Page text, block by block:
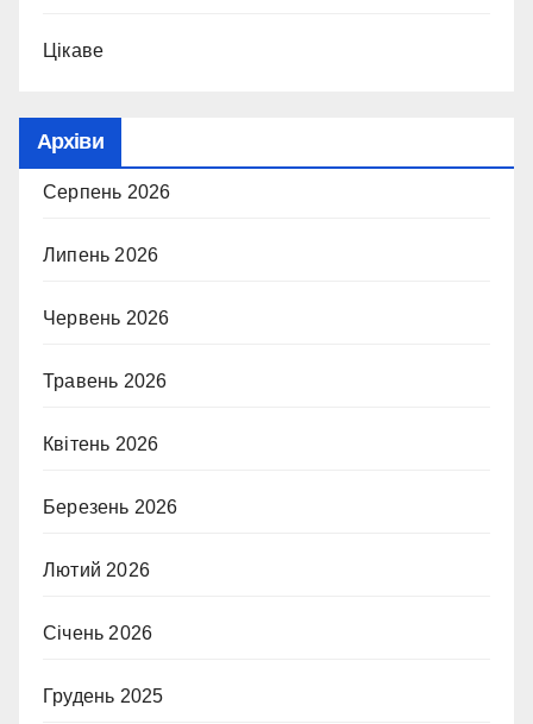
Цікаве
Архіви
Серпень 2026
Липень 2026
Червень 2026
Травень 2026
Квітень 2026
Березень 2026
Лютий 2026
Січень 2026
Грудень 2025